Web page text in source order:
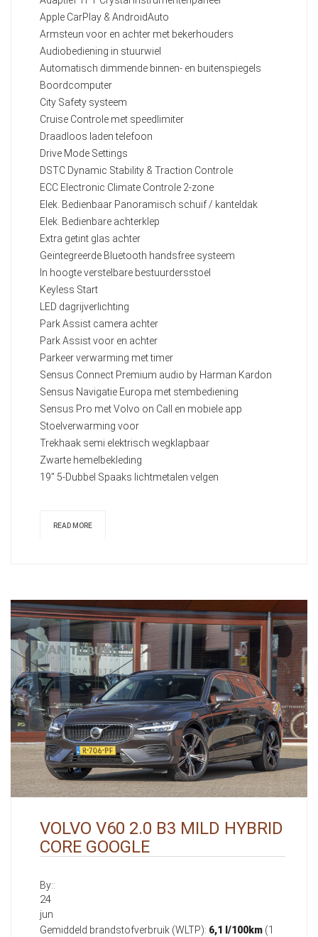
Apple CarPlay & AndroidAuto
Armsteun voor en achter met bekerhouders
Audiobediening in stuurwiel
Automatisch dimmende binnen- en buitenspiegels
Boordcomputer
City Safety systeem
Cruise Controle met speedlimiter
Draadloos laden telefoon
Drive Mode Settings
DSTC Dynamic Stability & Traction Controle
ECC Electronic Climate Controle 2-zone
Elek. Bedienbaar Panoramisch schuif / kanteldak
Elek. Bedienbare achterklep
Extra getint glas achter
Geïntegreerde Bluetooth handsfree systeem
In hoogte verstelbare bestuurdersstoel
Keyless Start
LED dagrijverlichting
Park Assist camera achter
Park Assist voor en achter
Parkeer verwarming met timer
Sensus Connect Premium audio by Harman Kardon
Sensus Navigatie Europa met stembediening
Sensus Pro met Volvo on Call en mobiele app
Stoelverwarming voor
Trekhaak semi elektrisch wegklapbaar
Zwarte hemelbekleding
19" 5-Dubbel Spaaks lichtmetalen velgen
READ MORE
VOLVO V60 2.0 B3 MILD HYBRID
CORE GOOGLE
By::
24
jun
Gemiddeld brandstofverbruik (WLTP): 6,1 l/100km (1